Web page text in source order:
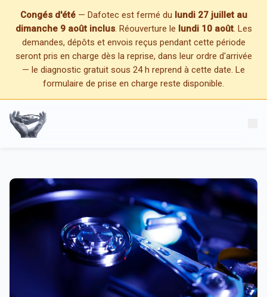
Congés d'été— Dafotec est fermé du lundi 27 juillet au
dimanche 9 août inclus. Réouverture le lundi 10 août. Les
demandes, dépôts et envois reçus pendant cette période
seront pris en charge dès la reprise, dans leur ordre d'arrivée
— le diagnostic gratuit sous 24 h reprend à cette date. Le
formulaire de prise en charge reste disponible.